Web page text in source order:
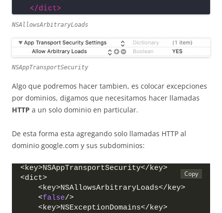
NSAllowsArbitraryLoads
NSAppTransportSecurity
Algo que podremos hacer tambien, es colocar excepciones
por dominios, digamos que necesitamos hacer llamadas
HTTP a un solo dominio en particular.
De esta forma esta agregando solo llamadas HTTP al
dominio google.com y sus subdominios:
<key>NSAppTransportSecurity</key>
<dict>
    <key>NSAllowsArbitraryLoads</key>
    <
false/>
    <key>NSExceptionDomains</key>